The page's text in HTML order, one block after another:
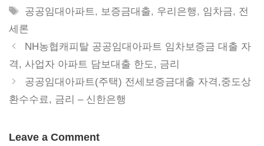
Tags
공공임대아파트, 보증금대출, 우리은행, 임차금, 전
세론
NH농협캐피탈 공공임대아파트 임차보증금 대출 자
격, 사업자 아파트 담보대출 한도, 금리
공공임대아파트(주택) 전세보증금대출 자격,중도상
환수수료, 금리 – 신한은행
Leave a Comment